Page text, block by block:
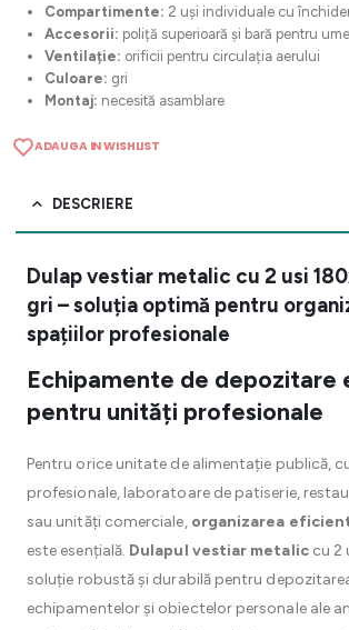
Compartimente: 2 uși individuale cu
Accesorii: poliță superioară și bară pentru
Ventilație: orificii pentru circulația aerului
Culoare: gri
Montaj: necesită asamblare
ADAUGA IN WISHLIST
DESCRIERE
Dulap vestiar metalic cu 2 usi
gri – soluția optimă pentru
spațiilor profesionale
Echipamente de depozitare
pentru unități profesionale
Pentru orice unitate de alimentație publică,
profesionale, laboratoare de patiserie,
sau unități comerciale, organizarea
este esențială. Dulapul vestiar metaliccu 2
soluție robustă și durabilă pentru
echipamentelor și obiectelor personale ale